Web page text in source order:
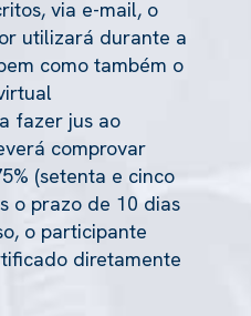
via e-mail, o
utilizará durante a
como também o
fazer jus ao
comprovar
(setenta e cinco
o prazo de 10 dias
o participante
diretamente